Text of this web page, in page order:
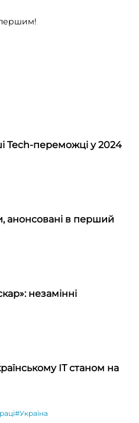
Tech-переможці у 2024
анонсовані в перший
незамінні
ІТ станом на
#Україна